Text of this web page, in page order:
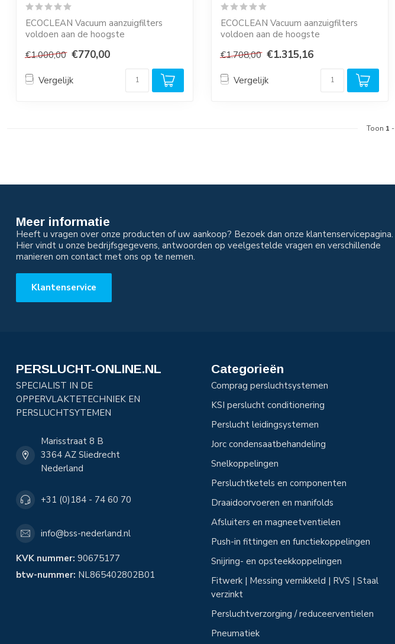
ECOCLEAN Vacuum aanzuigfilters
voldoen aan de hoogste
€1.000,00 €770,00
Vergelijk
ECOCLEAN Vacuum aanzuigfilters
voldoen aan de hoogste
€1.708,00 €1.315,16
Vergelijk
Toon 1 -
Meer informatie
Heeft u vragen over onze producten of uw aankoop? Bezoek dan onze klantenservicepagina.
Hier vindt u onze bedrijfsgegevens, antwoorden op veelgestelde vragen en verschillende
manieren om contact met ons op te nemen.
Klantenservice
PERSLUCHT-ONLINE.NL
SPECIALIST IN DE
OPPERVLAKTETECHNIEK EN
PERSLUCHTSYTEMEN
Marisstraat 8 B
3364 AZ Sliedrecht
Nederland
+31 (0)184 - 74 60 70
info@bss-nederland.nl
KVK nummer: 90675177
btw-nummer: NL865402802B01
Categorieën
Comprag persluchtsystemen
KSI perslucht conditionering
Perslucht leidingsystemen
Jorc condensaatbehandeling
Snelkoppelingen
Persluchtketels en componenten
Draaidoorvoeren en manifolds
Afsluiters en magneetventielen
Push-in fittingen en functiekoppelingen
Snijring- en opsteekkoppelingen
Fitwerk | Messing vernikkeld | RVS | Staal
verzinkt
Persluchtverzorging / reduceerventielen
Pneumatiek